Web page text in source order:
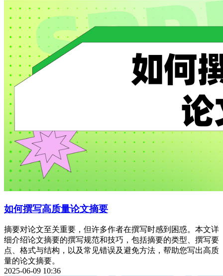
如何撰写高质量论文摘要
摘要对论文至关重要，但许多作者在撰写时感到困惑。本文详
细介绍论文摘要的撰写规范和技巧，包括摘要的类型、撰写要
点、格式与结构，以及常见错误及避免方法，帮助您写出高质
量的论文摘要。
2025-06-09 10:36